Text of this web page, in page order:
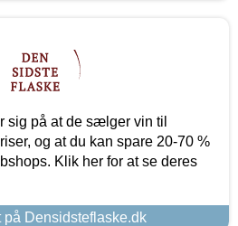
sig på at de sælger vin til
og at du kan spare 20-70 %
Klik her for at se deres
på Densidsteflaske.dk